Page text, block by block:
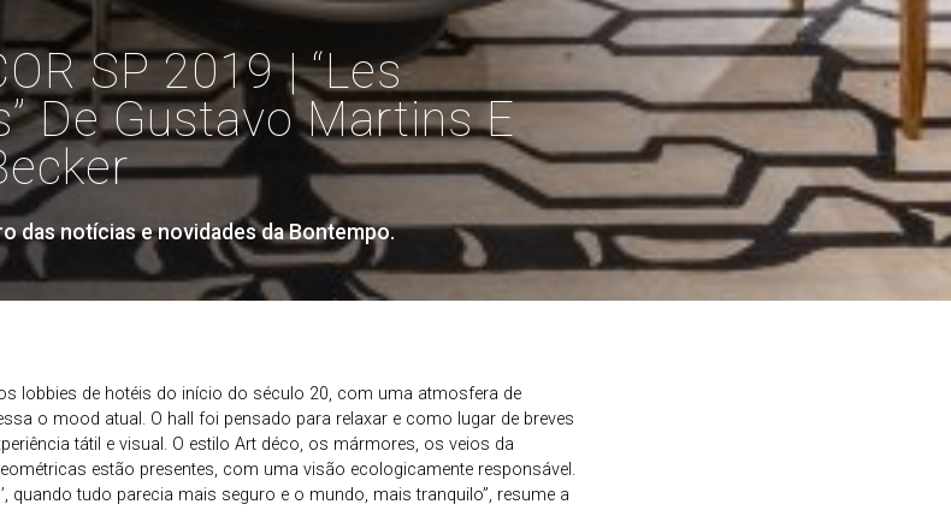
SP 2019 | “Les
De Gustavo Martins E
das notícias e novidades da Bontempo.
lobbies de hotéis do início do século 20, com uma atmosfera de
o mood atual. O hall foi pensado para relaxar e como lugar de breves
tátil e visual. O estilo Art déco, os mármores, os veios da
estão presentes, com uma visão ecologicamente responsável.
quando tudo parecia mais seguro e o mundo, mais tranquilo”, resume a